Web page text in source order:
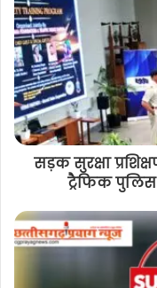
सड़क सुरक्षा
ट्रैफिक